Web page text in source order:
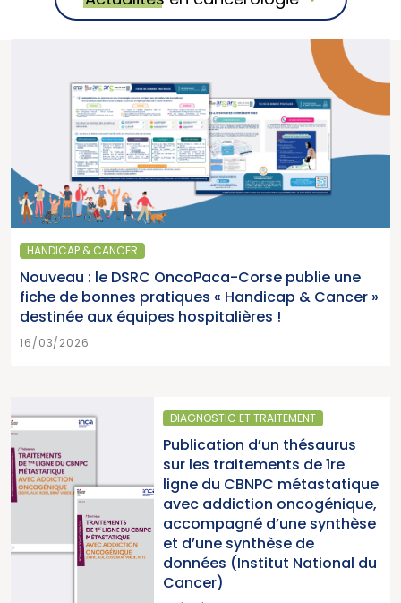
HANDICAP & CANCER
Nouveau : le DSRC OncoPaca-Corse publie une
fiche de bonnes pratiques « Handicap & Cancer »
destinée aux équipes hospitalières !
16/03/2026
ET TRAITEMENT
d’un thésaurus
traitements de 1re
du CBNPC métastatique
addiction oncogénique,
d’une synthèse
synthèse de
(Institut National du
pour
du
15/07/